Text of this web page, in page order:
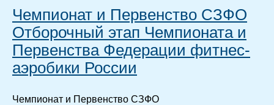
Чемпионат и Первенство СЗФО
Отборочный этап Чемпионата и
Первенства Федерации фитнес-
аэробики России
Чемпионат и Первенство СЗФО